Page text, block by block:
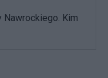
Nawrockiego. Kim